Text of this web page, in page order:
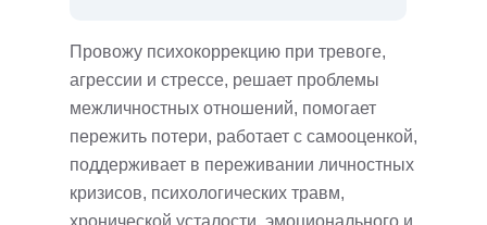
Провожу психокоррекцию при тревоге,
агрессии и стрессе, решает проблемы
межличностных отношений, помогает
пережить потери, работает с самооценкой,
поддерживает в переживании личностных
кризисов, психологических травм,
хронической усталости, эмоционального и